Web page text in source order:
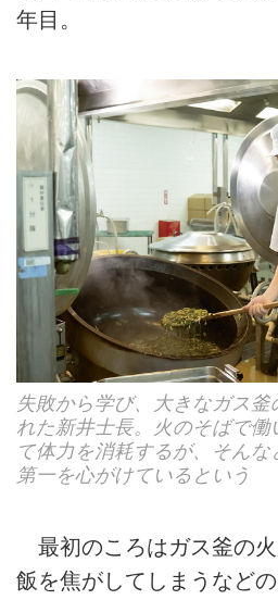
年目。
失敗から学び、大きなガス
れた新井士長。火のそばで働
て体力を消耗するが、そん
第一を心がけているという
最初のころはガス釜の
飯を焦がしてしまうなど